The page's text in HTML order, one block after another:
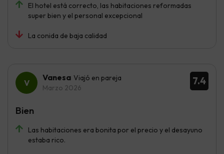
El hotel está correcto, las habitaciones reformadas
super bien y el personal excepcional
La conida de baja calidad
7.4
Vanesa Viajó en pareja
Marzo 2026
Las habitaciones era bonita por el precio y el desayuno
estaba rico.
Bien